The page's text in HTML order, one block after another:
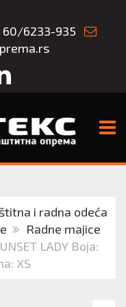
60/6233-935
LinkedIn
i radna odeća
Radne majice
LADY Boja:
XS